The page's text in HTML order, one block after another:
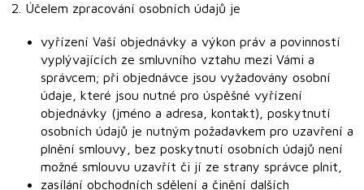
2. Účelem zpracování osobních údajů je
vyřízení Vaší objednávky a výkon práv a povinností
vyplývajících ze smluvního vztahu mezi Vámi a
správcem; při objednávce jsou vyžadovány osobní
údaje, které jsou nutné pro úspěšné vyřízení
objednávky (jméno a adresa, kontakt), poskytnutí
osobních údajů je nutným požadavkem pro uzavření a
plnění smlouvy, bez poskytnutí osobních údajů není
možné smlouvu uzavřít či jí ze strany správce plnit,
zasílání obchodních sdělení a činění dalších